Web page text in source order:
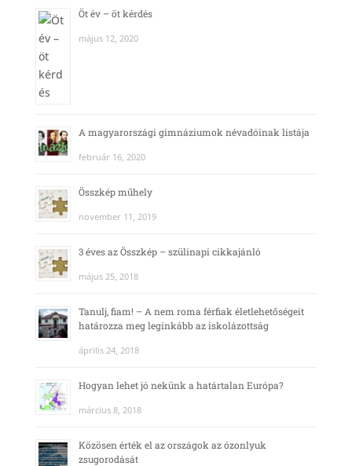
Öt év – öt kérdés
május 12, 2020
A magyarországi gimnáziumok névadóinak listája
február 16, 2020
Összkép műhely
november 11, 2019
3 éves az Összkép – szülinapi cikkajánló
május 25, 2018
Tanulj, fiam! – A nem roma férfiak életlehetőségeit
határozza meg leginkább az iskolázottság
április 24, 2018
Hogyan lehet jó nekünk a határtalan Európa?
március 8, 2018
Közösen érték el az országok az ózonlyuk
zsugorodását